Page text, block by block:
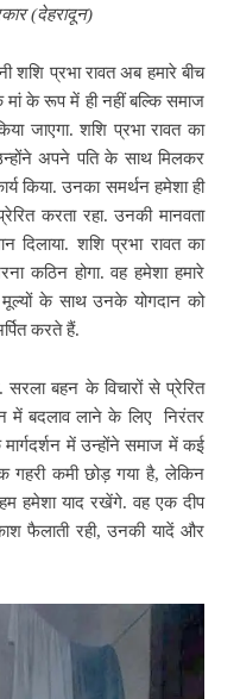
(देहरादून)
शशि प्रभा रावत अब हमारे बीच
के रूप में ही नहीं बल्कि समाज
जाएगा. शशि प्रभा रावत का
अपने पति के साथ मिलकर
किया. उनका समर्थन हमेशा ही
करता रहा. उनकी मानवता
शशि प्रभा रावत का
कठिन होगा. वह हमेशा हमारे
मूल्यों के साथ उनके योगदान को
करते हैं.
सरला बहन के विचारों से प्रेरित
बदलाव लाने के लिए निरंतर
में उन्होंने समाज में कई
गहरी कमी छोड़ गया है, लेकिन
हम हमेशा याद रखेंगे. वह एक दीप
फैलाती रही, उनकी यादें और